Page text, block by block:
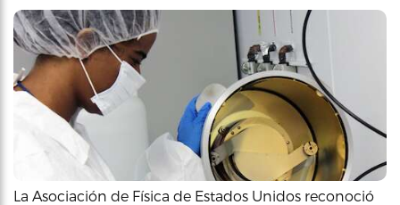
La Asociación de Física de Estados Unidos reconoció